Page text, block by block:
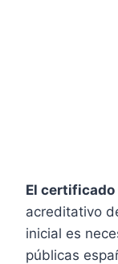
El
acreditativo
inicial es
públicas